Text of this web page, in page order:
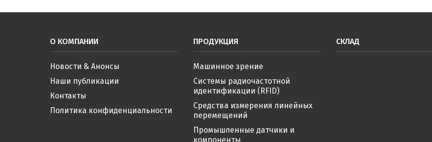
О КОМПАНИИ
Новости & Анонсы
Наши публикации
Контакты
Политика конфиденциальности
ПРОДУКЦИЯ
Машинное зрение
Системы радиочастотной
идентификации (RFID)
Средства измерения линейных
перемещений
Промышленные датчики и
компоненты
СКЛАД